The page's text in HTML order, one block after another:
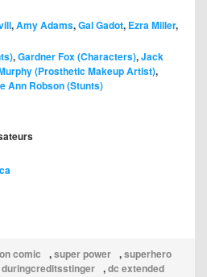
,Amy Adams,Gal Gadot, Ezra Miller,
,Gardner Fox (Characters),Jack
(Prosthetic Makeup Artist),
Ann Robson (Stunts)
comic ,super power ,superhero
duringcreditsstinger ,dc extended